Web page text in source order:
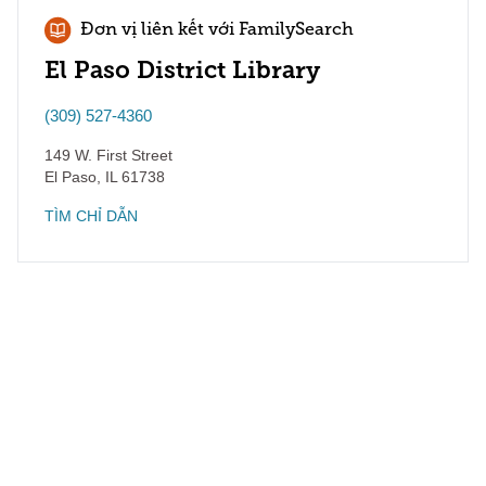
Đơn vị liên kết với FamilySearch
El Paso District Library
(309) 527-4360
149 W. First Street
El Paso IL 61738
TÌM CHỈ DẪN